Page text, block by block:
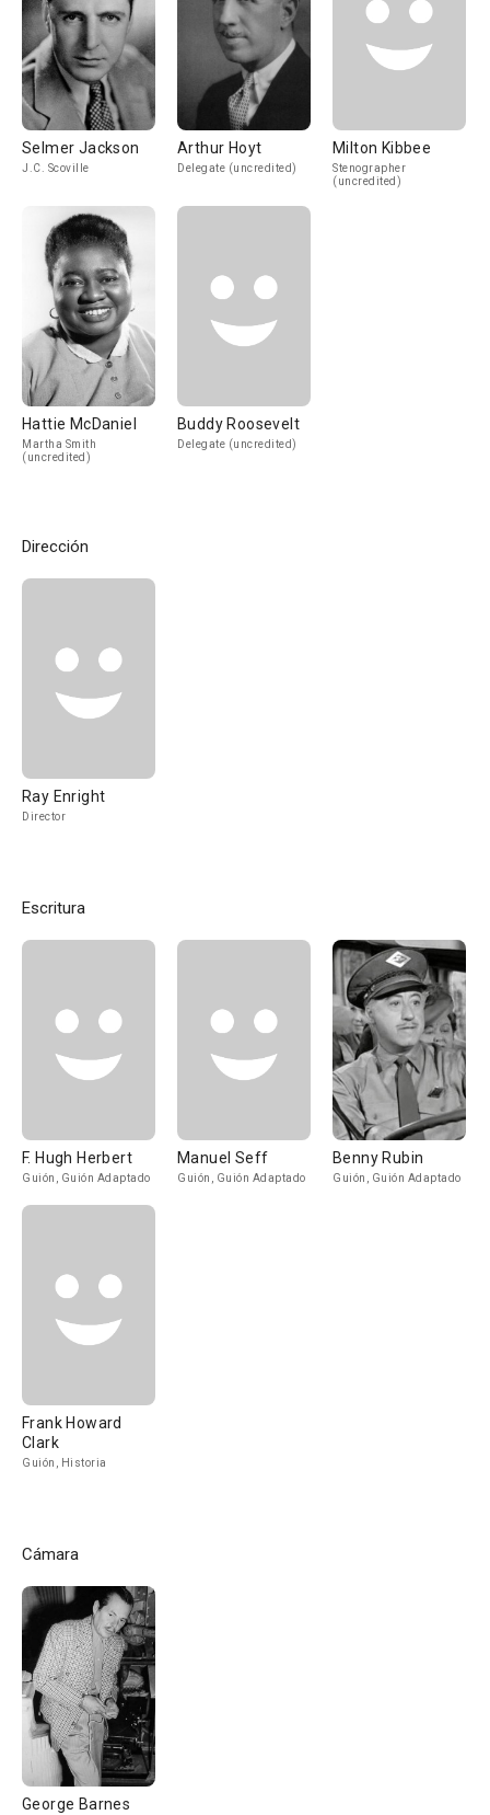
Selmer Jackson
J.C. Scoville
Arthur Hoyt
Delegate (uncredited)
Milton Kibbee
Stenographer
(uncredited)
Hattie McDaniel
Martha Smith
(uncredited)
Buddy Roosevelt
Delegate (uncredited)
Dirección
Ray Enright
Director
Escritura
F. Hugh Herbert
Guión, Guión Adaptado
Manuel Seff
Guión, Guión Adaptado
Benny Rubin
Guión, Guión Adaptado
Frank Howard
Clark
Guión, Historia
Cámara
George Barnes